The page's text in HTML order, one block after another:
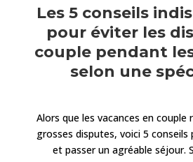
Les 5 conseils
pour éviter les
couple pendant
selon une
Alors que les vacances en couple
grosses disputes, voici 5 conseils
et passer un agréable séjour.